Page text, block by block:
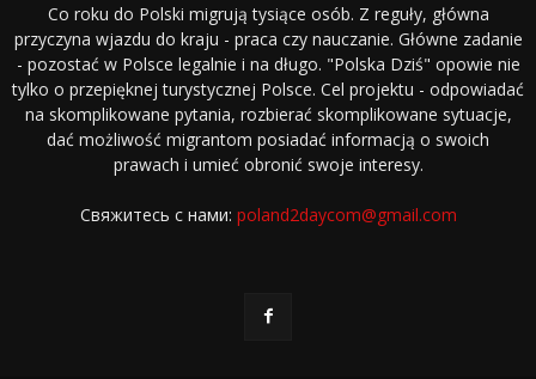
Co roku do Polski migrują tysiące osób. Z reguły, główna
przyczyna wjazdu do kraju - praca czy nauczanie. Główne zadanie
- pozostać w Polsce legalnie i na długo. "Polska Dziś" opowie nie
tylko o przepięknej turystycznej Polsce. Cel projektu - odpowiadać
na skomplikowane pytania, rozbierać skomplikowane sytuacje,
dać możliwość migrantom posiadać informacją o swoich
prawach i umieć obronić swoje interesy.
Свяжитесь с нами: poland2daycom@gmail.com